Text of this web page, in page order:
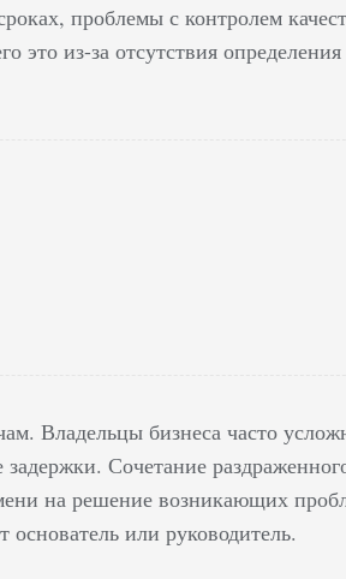
проблемы с контролем
это из-за отсутствия определения
Владельцы бизнеса часто
Сочетание
на решение возникающих
или руководитель.